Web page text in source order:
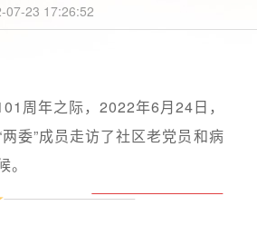
07-23 17:26:52
周年之际，2022年6月24日，
委”成员走访了社区老党员和病